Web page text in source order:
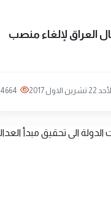
لإلغاء منصب
22 تشرين الاول 2017 4664